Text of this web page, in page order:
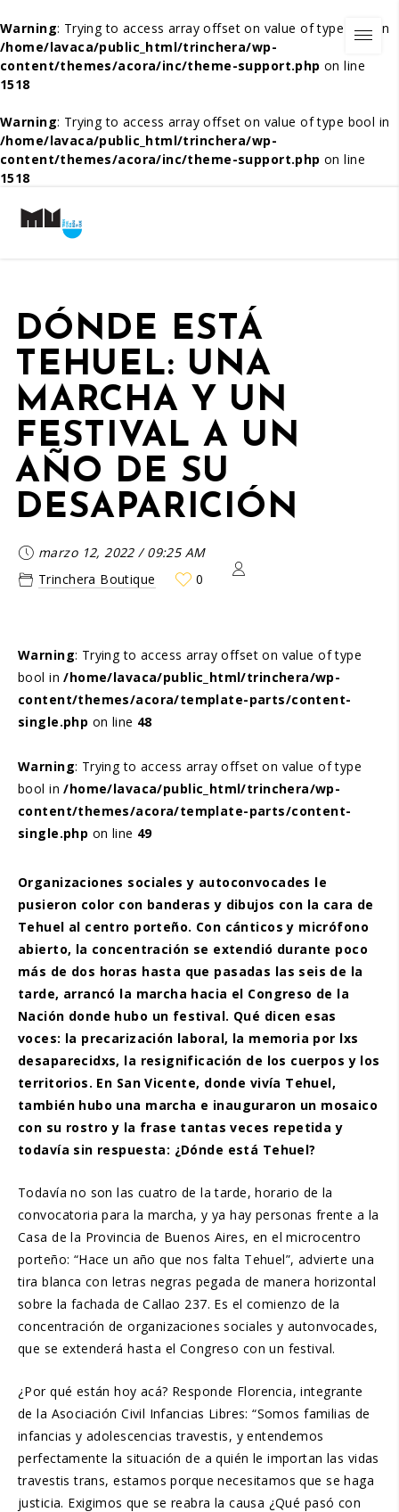
Warning: Trying to access array offset on value of type bool in
/home/lavaca/public_html/trinchera/wp-
content/themes/acora/inc/theme-support.php on line
1518
Warning: Trying to access array offset on value of type bool in
/home/lavaca/public_html/trinchera/wp-
content/themes/acora/inc/theme-support.php on line
1518
DÓNDE ESTÁ
TEHUEL: UNA
MARCHA Y UN
FESTIVAL A UN
AÑO DE SU
DESAPARICIÓN
marzo 12, 2022/09:25 AM
Trinchera Boutique
0
Warning: Trying to access array offset on value of type
bool in/home/lavaca/public_html/trinchera/wp-
content/themes/acora/template-parts/content-
single.php on line 48
Warning: Trying to access array offset on value of type
bool in/home/lavaca/public_html/trinchera/wp-
content/themes/acora/template-parts/content-
single.php on line 49
Organizaciones sociales y autoconvocades le
pusieron color con banderas y dibujos con la cara de
Tehuel al centro porteño. Con cánticos y micrófono
abierto, la concentración se extendió durante poco
más de dos horas hasta que pasadas las seis de la
tarde, arrancó la marcha hacia el Congreso de la
Nación donde hubo un festival. Qué dicen esas
voces: la precarización laboral, la memoria por lxs
desaparecidxs, la resignificación de los cuerpos y los
territorios. En San Vicente, donde vivía Tehuel,
también hubo una marcha e inauguraron un mosaico
con su rostro y la frase tantas veces repetida y
todavía sin respuesta: ¿Dónde está Tehuel?
Todavía no son las cuatro de la tarde, horario de la
convocatoria para la marcha, y ya hay personas frente a la
Casa de la Provincia de Buenos Aires, en el microcentro
porteño: “Hace un año que nos falta Tehuel”, advierte una
tira blanca con letras negras pegada de manera horizontal
sobre la fachada de Callao 237. Es el comienzo de la
concentración de organizaciones sociales y autonvocades,
que se extenderá hasta el Congreso con un festival.
¿Por qué están hoy acá? Responde Florencia, integrante
de la Asociación Civil Infancias Libres: “Somos familias de
infancias y adolescencias travestis, y entendemos
perfectamente la situación de a quién le importan las vidas
travestis trans, estamos porque necesitamos que se haga
justicia. Exigimos que se reabra la causa ¿Qué pasó con